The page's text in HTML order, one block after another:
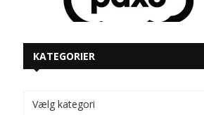
KATEGORIER